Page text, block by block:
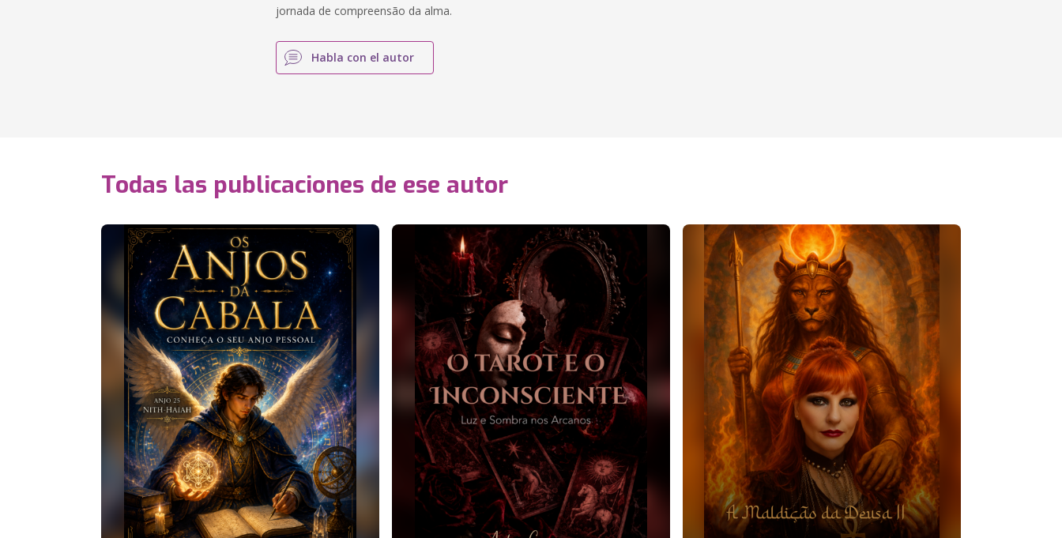
jornada de compreensão da alma.
Habla con el autor
Todas las publicaciones de ese autor